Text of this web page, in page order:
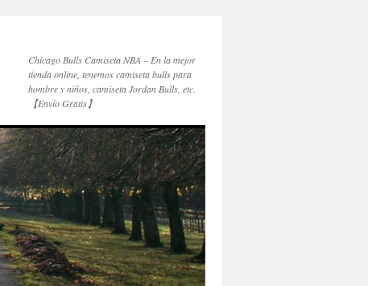
Chicago Bulls Camiseta NBA – En la mejor
tienda online, tenemos camiseta bulls para
hombre y niños, camiseta Jordan Bulls, etc.
【Envío Gratis】